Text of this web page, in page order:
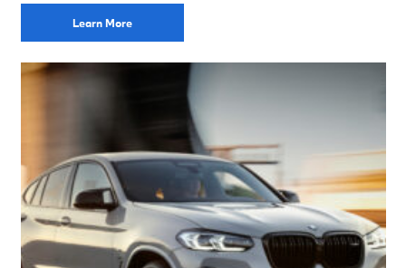
Learn More